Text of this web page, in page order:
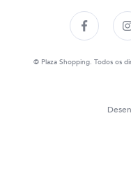
© Plaza Shopping. Todos os